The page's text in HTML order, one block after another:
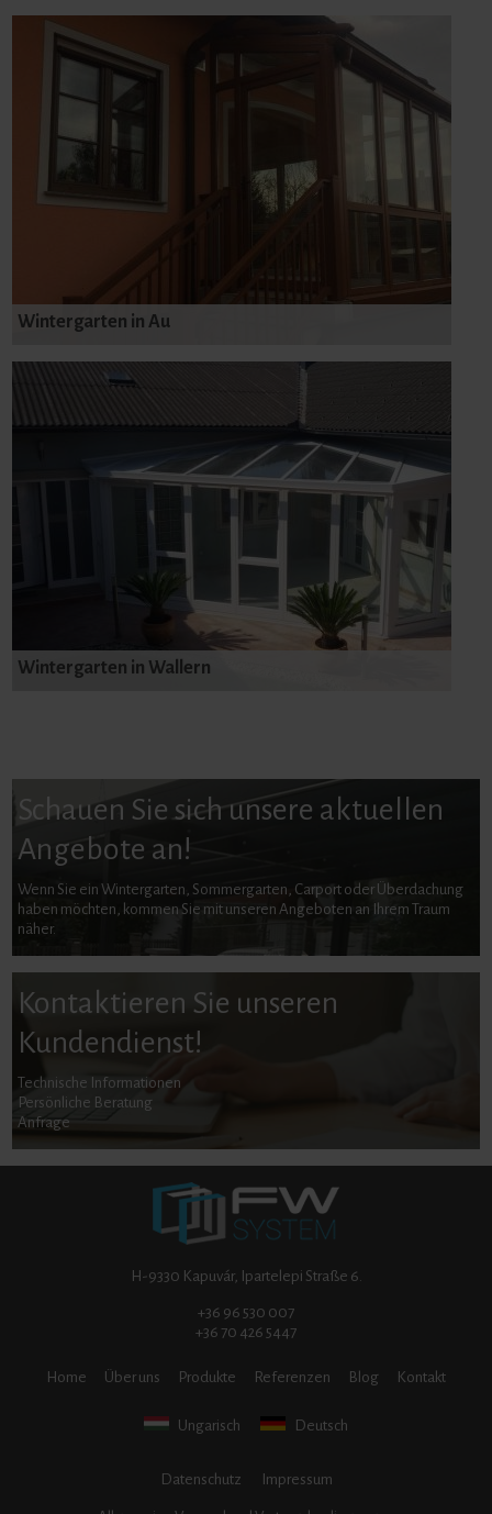
Wintergarten in Au
Wintergarten in Wallern
Schauen Sie sich unsere aktuellen
Angebote an!
Wenn Sie ein Wintergarten, Sommergarten, Carport oder Überdachung
haben möchten, kommen Sie mit unseren Angeboten an Ihrem Traum
näher.
Kontaktieren Sie unseren
Kundendienst!
Technische Informationen
Persönliche Beratung
Anfrage
H-9330 Kapuvár, Ipartelepi Straße 6.
+36 96 530 007
+36 70 426 5447
Home Über uns Produkte Referenzen Blog Kontakt
Ungarisch Deutsch
Datenschutz Impressum